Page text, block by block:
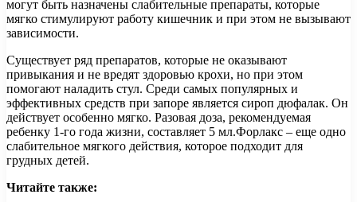
могут быть назначены слабительные препараты, которые
мягко стимулируют работу кишечник и при этом не вызывают
зависимости.
Существует ряд препаратов, которые не оказывают
привыкания и не вредят здоровью крохи, но при этом
помогают наладить стул. Среди самых популярных и
эффективных средств при запоре является сироп дюфалак. Он
действует особенно мягко. Разовая доза, рекомендуемая
ребенку 1-го года жизни, составляет 5 мл.Форлакс – еще одно
слабительное мягкого действия, которое подходит для
грудных детей.
Читайте также: